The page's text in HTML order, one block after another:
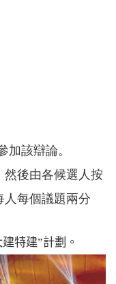
該辯論。
後由各候選人按
人每個議題兩分
建特建”計劃。